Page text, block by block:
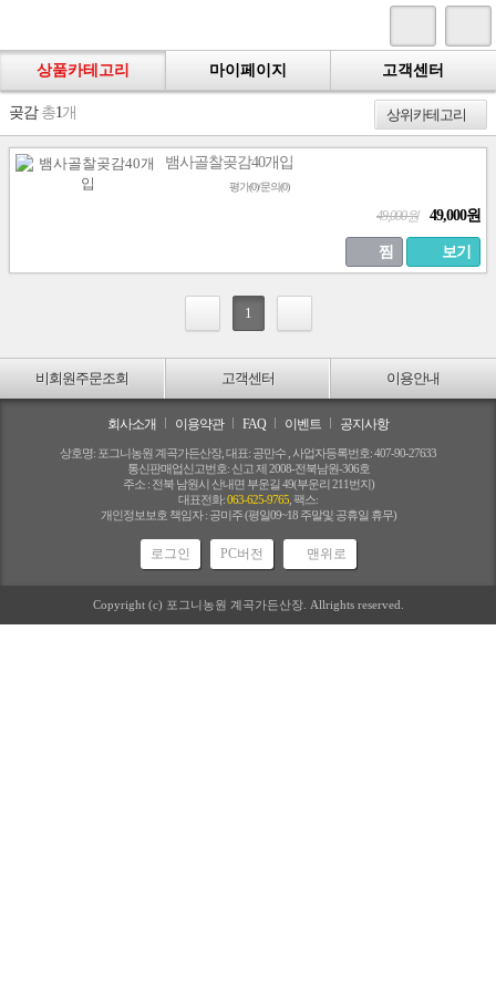
상품카테고리 마이페이지 고객센터
곶감총1개
뱀사골찰곶감40개입
평가(0)/문의(0)
49,000원 49,000원
보기
찜
1
비회원주문조회 고객센터 이용안내
회사소개 이용약관 FAQ 이벤트 공지사항
상호명: 포그니농원 계곡가든산장, 대표: 공만수 , 사업자등록번호: 407-90-27633
통신판매업신고번호: 신고 제 2008-전북남원-306호
주소 : 전북 남원시 산내면 부운길 49(부운리 211번지)
대표전화:063-625-9765 , 팩스:
개인정보보호 책임자 : 공미주 (평일09~18 주말및 공휴일 휴무)
로그인 PC버전 맨위로
Copyright (c) 포그니농원 계곡가든산장. Allrights reserved.